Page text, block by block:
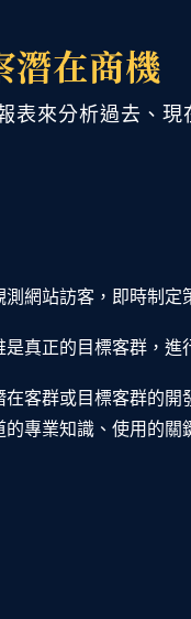
潛在商機
表來分析過去、現
測網站訪客，即時制定
是真正的目標客群，進
在客群或目標客群的開
的專業知識、使用的關